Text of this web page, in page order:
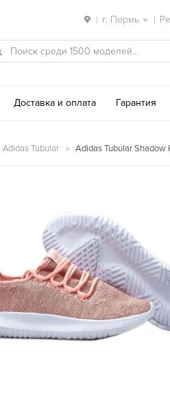
| г. Пермь |
Доставка и оплата Гарантия
Tubular Adidas Tubular